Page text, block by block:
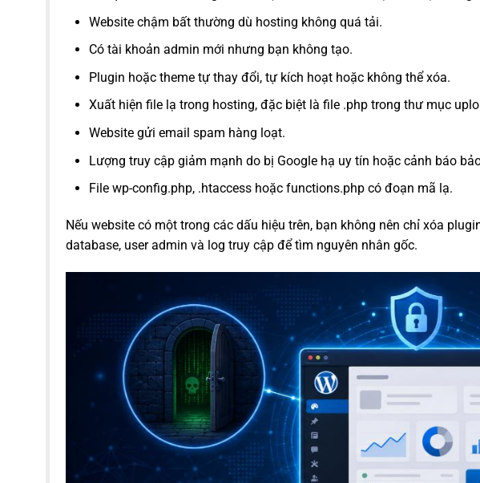
Website chậm bất thường dù hosting không quá tải.
Có tài khoản admin mới nhưng bạn không tạo.
Plugin hoặc theme tự thay đổi, tự kích hoạt hoặc không thể xóa.
Xuất hiện file lạ trong hosting, đặc biệt là file .php trong thư mục
Website gửi email spam hàng loạt.
Lượng truy cập giảm mạnh do bị Google hạ uy tín hoặc cảnh báo
File wp-config.php, .htaccess hoặc functions.php có đoạn mã lạ.
Nếu website có một trong các dấu hiệu trên, bạn không nên chỉ xóa
database, user admin và log truy cập để tìm nguyên nhân gốc.